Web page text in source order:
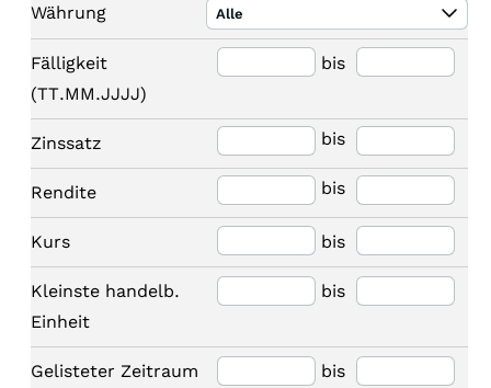
Währung Alle
Fälligkeit
(TT.MM.JJJJ)
bis
Zinssatz bis
Rendite bis
Kurs bis
Kleinste handelb.
Einheit
bis
Gelisteter Zeitraum bis